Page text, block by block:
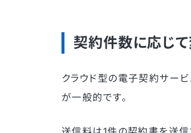
契約件数に応じ
クラウド型の電子契約サー
が一般的です。